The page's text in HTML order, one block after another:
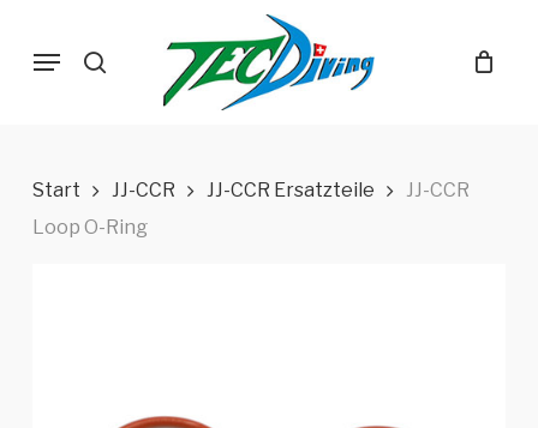
search
Menu
Start JJ-CCR JJ-CCR Ersatzteile
JJ-CCR
Loop O-Ring